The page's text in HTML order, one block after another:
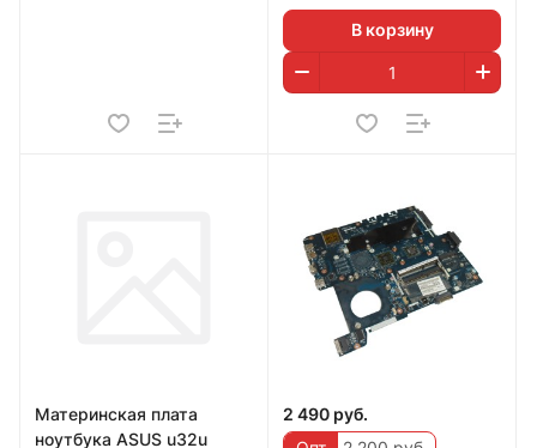
В корзину
Материнская плата
ноутбука ASUS u32u
2 490 руб.